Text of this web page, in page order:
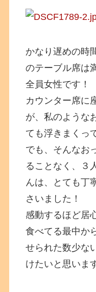
かなり遅めの時
のテーブル席は
全員女性です！
カウンター席に
が、私のような
ても浮きまくっ
でも、そんなお
ることなく、３
んは、とても丁
さいました！
感動するほど居
食べてる最中か
せられた数少な
けたいと思いま